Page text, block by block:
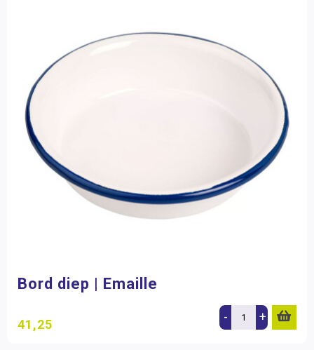
Bord diep | Emaille
41,25 - +